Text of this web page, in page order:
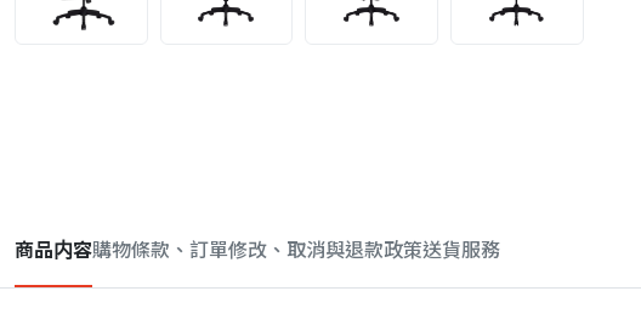
商品内容購物條款、訂單修改、取消與退款政策送貨服務